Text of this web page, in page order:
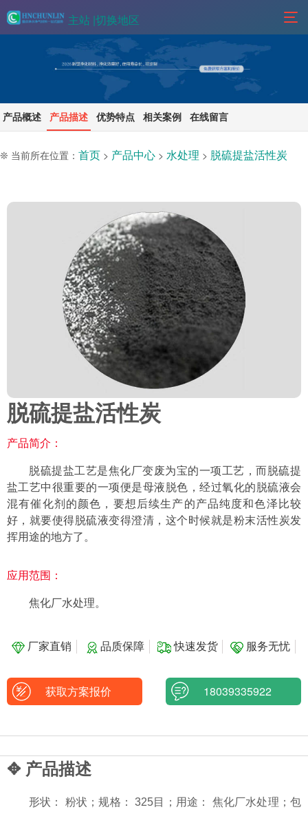
主站 |切换地区
产品概述 产品描述 优势特点 相关案例 在线留言
❊ 当前所在位置： 首页 > 产品中心 > 水处理 > 脱硫提盐活性炭
脱硫提盐活性炭
产品简介：
脱硫提盐工艺是焦化厂变废为宝的一项工艺，而脱硫提
盐工艺中很重要的一项便是母液脱色，经过氧化的脱硫液会
混有催化剂的颜色，要想后续生产的产品纯度和色泽比较
好，就要使得脱硫液变得澄清，这个时候就是粉末活性炭发
挥用途的地方了。
应用范围：
焦化厂水处理。
厂家直销 品质保障 快速发货 服务无忧
获取方案报价 18039335922
✥ 产品描述
形状： 粉状；规格： 325目；用途： 焦化厂水处理；包